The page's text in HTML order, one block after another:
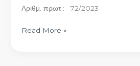
Αριθμ. πρωτ.: 72/
Read More »